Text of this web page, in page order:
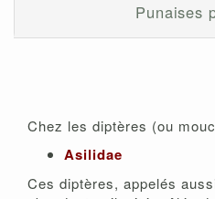
Punaises
Chez les diptères (ou
Asilidae
Ces diptères, appelés